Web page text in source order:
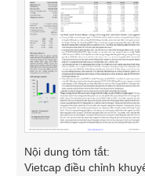
Nội dung tóm tắt:
Vietcap điều chỉnh
SÓC
SỨC
KHỎE